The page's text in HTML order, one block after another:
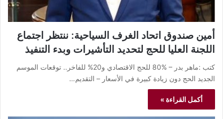
أمين صندوق اتحاد الغرف السياحية: ننتظر اجتماع
اللجنة العليا للحج لتحديد التأشيرات وبدء التنفيذ
كتب :ماهر بدر – %80 للحج الاقتصادي و20% للفاخر.. توقعات الموسم
الجديد الحج دون زيادة كبيرة في الأسعار – التقديم…
أكمل القراءة »